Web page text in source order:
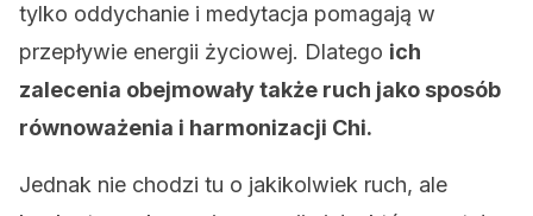
tylko oddychanie i medytacja pomagają w
przepływie energii życiowej. Dlatego ich
zalecenia obejmowały także ruch jako sposób
równoważenia i harmonizacji Chi.
Jednak nie chodzi tu o jakikolwiek ruch, ale